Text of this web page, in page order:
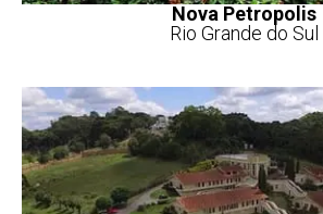
Nova Petropolis
Rio Grande do Sul